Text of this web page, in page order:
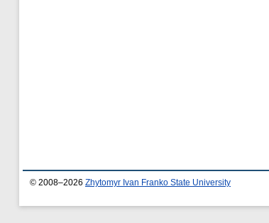
© 2008–2026 Zhytomyr Ivan Franko State University